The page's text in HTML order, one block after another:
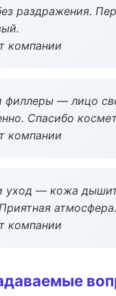
раздражения.
компании
филлеры — лицо
Спасибо
компании
уход — кожа
атмосфера.
компании